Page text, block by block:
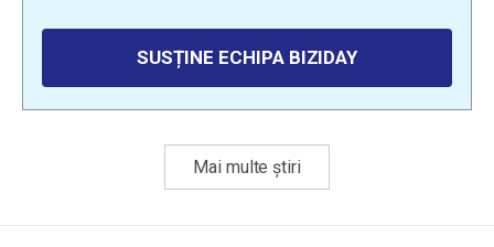
SUSȚINE ECHIPA BIZIDAY
Mai multe știri